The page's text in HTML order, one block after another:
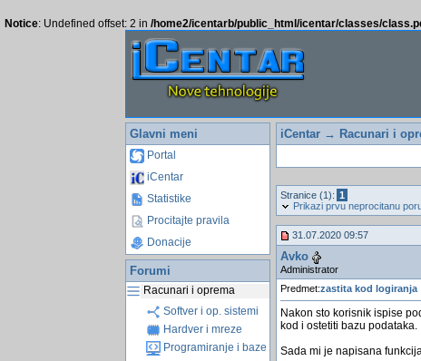
Notice: Undefined offset: 2 in /home2/icentarb/public_html/icentar/classes/
Glavni meni
Portal
iCentar
Statistike
Procitajte pravila
Donacije
Forumi
Racunari i oprema
Softver i op. sistemi
Hardver i mreze
Programiranje i baze
iCentar→ Racunari i
Stranice (1): 1
Prikazi prvu neprocitanu
31.07.2020 09:57
Avko
Administrator
Predmet:zastita kod logiranja
Nakon sto korisnik ispise
kod i ostetiti bazu
Sada mi je napisana